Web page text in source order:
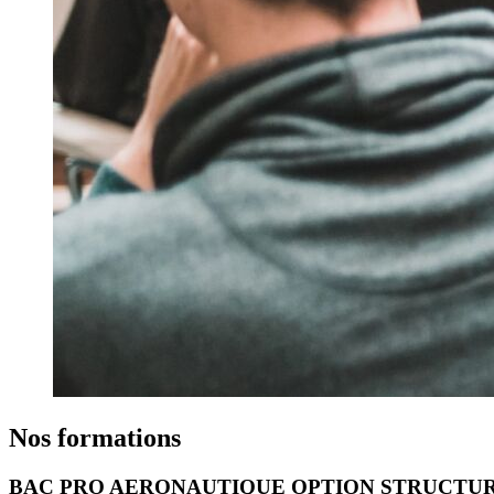
Nos formations
BAC PRO AERONAUTIQUE OPTION